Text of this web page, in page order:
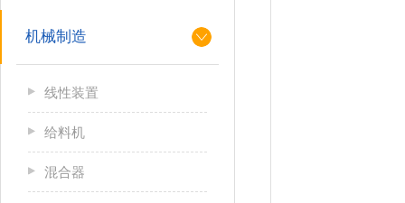
机械制造
线性装置
给料机
混合器